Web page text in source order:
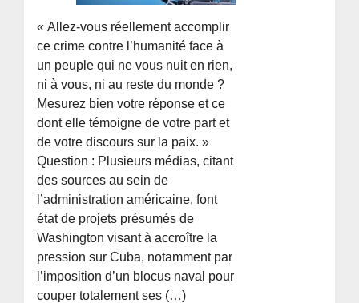
« Allez-vous réellement accomplir
ce crime contre l’humanité face à
un peuple qui ne vous nuit en rien,
ni à vous, ni au reste du monde ?
Mesurez bien votre réponse et ce
dont elle témoigne de votre part et
de votre discours sur la paix. »
Question : Plusieurs médias, citant
des sources au sein de
l’administration américaine, font
état de projets présumés de
Washington visant à accroître la
pression sur Cuba, notamment par
l’imposition d’un blocus naval pour
couper totalement ses (…)